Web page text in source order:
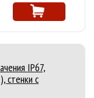
IP67,
стенки с